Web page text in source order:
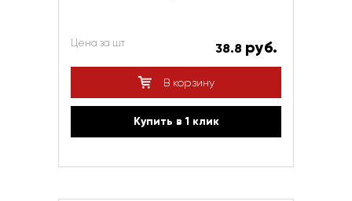
Цена за шт 38.8 руб.
В корзину
Купить в 1 клик